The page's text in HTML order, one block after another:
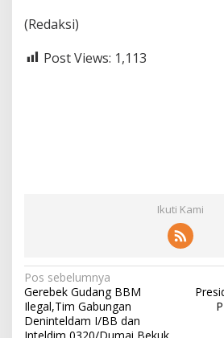
(Redaksi)
Post Views: 1,113
Ikuti Kami
N
a
v
Pos sebelumnya
Gerebek Gudang BBM
Ilegal,Tim Gabungan
Deninteldam I/BB dan